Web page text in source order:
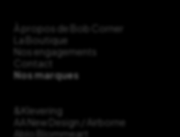
À propos de Bob Corner
La Boutique
Nos engagements
Contact
Nos marques
&Klevering
AA New Design / Airborne
Ablo Blommeart